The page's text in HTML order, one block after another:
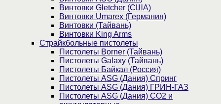
Винтовки Gletcher (США)
Винтовки Umarex (Германия)
Винтовки (Тайвань)
Винтовки King Arms
Страйкбольные пистолеты
Пистолеты Borner (Тайвань)
Пистолеты Galaxy (Тайвань)
Пистолеты Байкал (Россия)
Пистолеты ASG (Дания) Спринг
Пистолеты ASG (Дания) ГРИН-ГАЗ
Пистолеты ASG (Дания) CO2 и